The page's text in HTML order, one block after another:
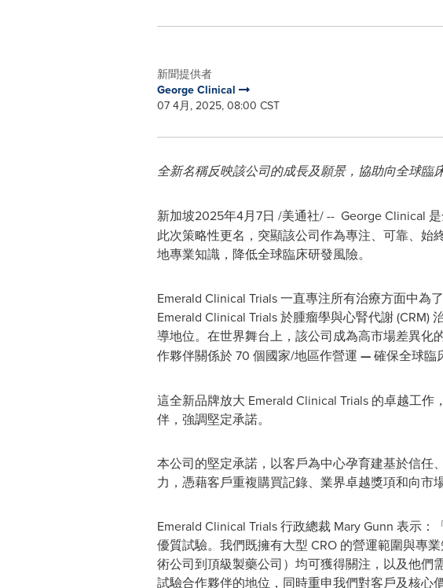
新聞提供者
George Clinical
07 4月, 2025, 08:00 CST
全新名稱反映該公司的成長及願景，協助向全球臨
新加坡2025年4月7日 /美通社/ -- George Clinical
此次策略性更名，突顯該公司作為專注、可靠、始
地專業知識，降低全球臨床研發風險。
Emerald Clinical Trials 一直專注所有治療方面中為
Emerald Clinical Trials 於腫瘤學與心腎代謝
導地位。在世界舞台上，該公司成為高市場差異化
作夥伴關係於 70 個國家/地區作營運 —確保全球臨
這全新品牌放大 Emerald Clinical Trials 的卓越工
伴，強調堅定承諾。
本公司的堅定承諾，以客戶為中心孕育建基於信任
力，憑藉客戶重複購買記錄、業界卓越獎項和向市
Emerald Clinical Trials 行政總裁 Mary Gunn 表示：
優質試驗。我們既擁有大型 CRO 的營運範圍與專
術公司到頂級製藥公司）均可獲得關注，以及他
試驗合作夥伴的地位，同時重申我們對客戶及核心